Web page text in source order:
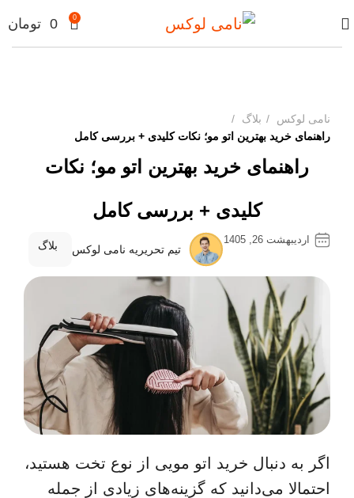
0
0 تومان
نامی لوکس
بلاگ
راهنمای خرید بهترین اتو مو؛ نکات کلیدی + بررسی کامل
راهنمای خرید بهترین اتو مو؛ نکات
کلیدی + بررسی کامل
اردیبهشت 26, 1405
تیم تحریریه نامی لوکس بلاگ
اگر به دنبال خرید اتو مویی از نوع تخت هستید،
احتمالا می‌دانید که گزینه‌های زیادی از جمله